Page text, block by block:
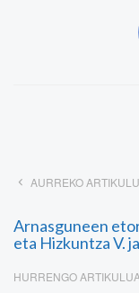
AURREKO
Arnasguneen
eta Hizkuntza V.
HURRENGO